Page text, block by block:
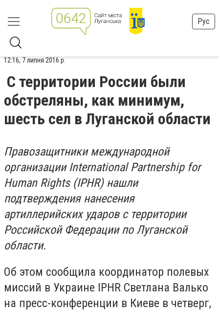
Рус
12:16, 7 липня 2016 р.
С территории России были
обстреляны, как минимум,
шесть сел в Луганской области
Правозащитники международной
организации International Partnership for
Human Rights (IPHR) нашли
подтверждения нанесения
артиллерийских ударов с территории
Российской Федерации по Луганской
области.
Об этом сообщила координатор полевых
миссий в Украине IPHR Светлана Валько
на пресс-конференции в Киеве в четверг,